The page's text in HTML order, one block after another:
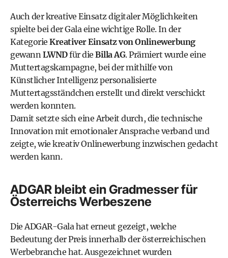
Auch der kreative Einsatz digitaler Möglichkeiten
spielte bei der Gala eine wichtige Rolle. In der
Kategorie Kreativer Einsatz von Onlinewerbung
gewannLWNDfür die Billa AG. Prämiert wurde eine
Muttertagskampagne, bei der mithilfe von
Künstlicher Intelligenz personalisierte
Muttertagsständchen erstellt und direkt verschickt
werden konnten.
Damit setzte sich eine Arbeit durch, die technische
Innovation mit emotionaler Ansprache verband und
zeigte, wie kreativ Onlinewerbung inzwischen gedacht
werden kann.
ADGAR bleibt ein Gradmesser für
Österreichs Werbeszene
Die ADGAR-Gala hat erneut gezeigt, welche
Bedeutung der Preis innerhalb der österreichischen
Werbebranche hat. Ausgezeichnet wurden